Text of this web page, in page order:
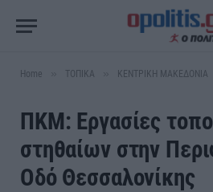
Home ΤΟΠΙΚΑ ΚΕΝΤΡΙΚΗ ΜΑΚΕΔΟΝΙΑ
ΠΚΜ: Εργασίες
στηθαίων στην
Οδό Θεσσαλονίκης